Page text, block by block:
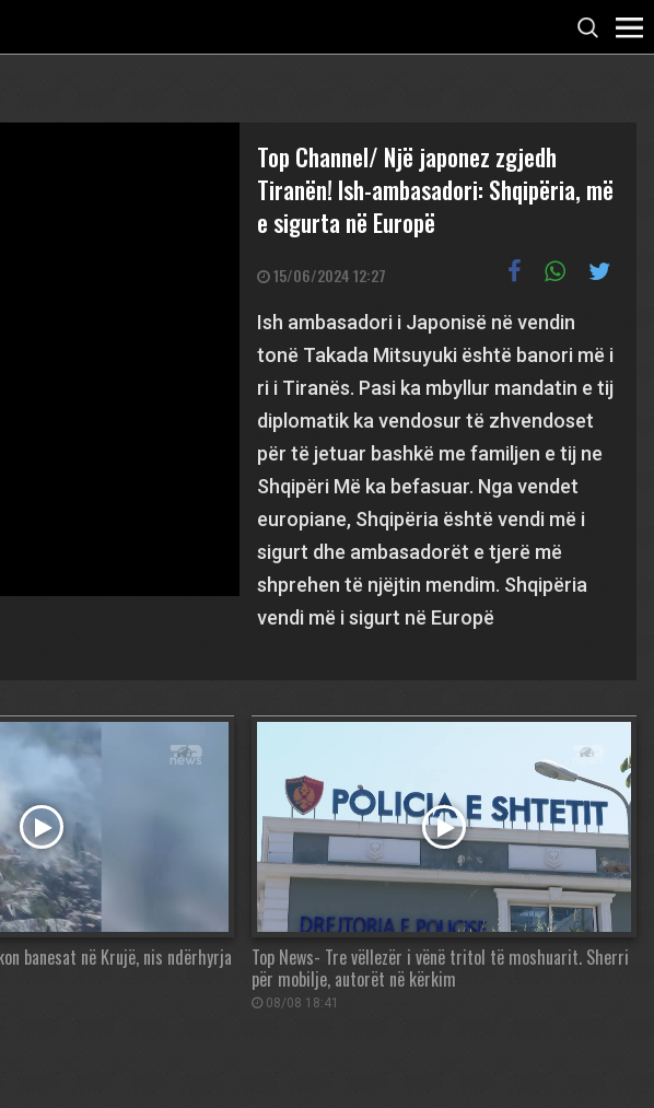
Top Channel/ Një japonez zgjedh
Tiranën! Ish-ambasadori: Shqipëria, më
e sigurta në Europë
15/06/2024 12:27
Ish ambasadori i Japonisë në vendin
tonë Takada Mitsuyuki është banori më i
ri i Tiranës. Pasi ka mbyllur mandatin e tij
diplomatik ka vendosur të zhvendoset
për të jetuar bashkë me familjen e tij ne
Shqipëri Më ka befasuar. Nga vendet
europiane, Shqipëria është vendi më i
sigurt dhe ambasadorët e tjerë më
shprehen të njëjtin mendim. Shqipëria
vendi më i sigurt në Europë
banesat në Krujë, nis ndërhyrja
Top News- Tre vëllezër i vënë tritol të moshuarit. Sherri
për mobilje, autorët në kërkim
08/08 18:41